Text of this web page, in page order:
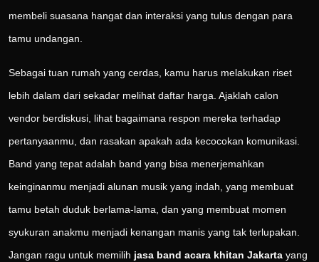
membeli suasana hangat dan interaksi yang tulus dengan para
tamu undangan.
Sebagai tuan rumah yang cerdas, kamu harus melakukan riset
lebih dalam dari sekadar melihat daftar harga. Ajaklah calon
vendor berdiskusi, lihat bagaimana respon mereka terhadap
pertanyaanmu, dan rasakan apakah ada kecocokan komunikasi.
Band yang tepat adalah band yang bisa menerjemahkan
keinginanmu menjadi alunan musik yang indah, yang membuat
tamu betah duduk berlama-lama, dan yang membuat momen
syukuran anakmu menjadi kenangan manis yang tak terlupakan.
Jangan ragu untuk memilih jasa band acara khitan Jakarta yang